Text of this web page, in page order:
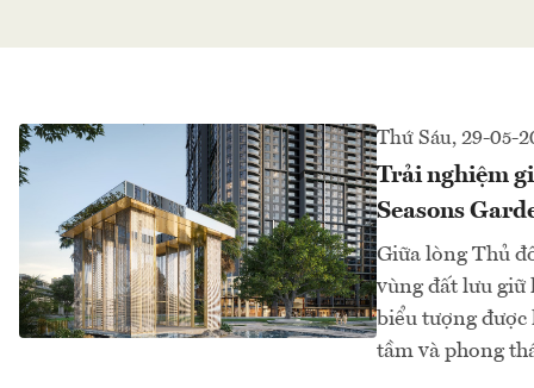
Thứ Sáu, 29-05-
Trải nghiệm
Seasons
Giữa lòng Thủ
vùng đất lưu giữ
biểu tượng
tầm và phong